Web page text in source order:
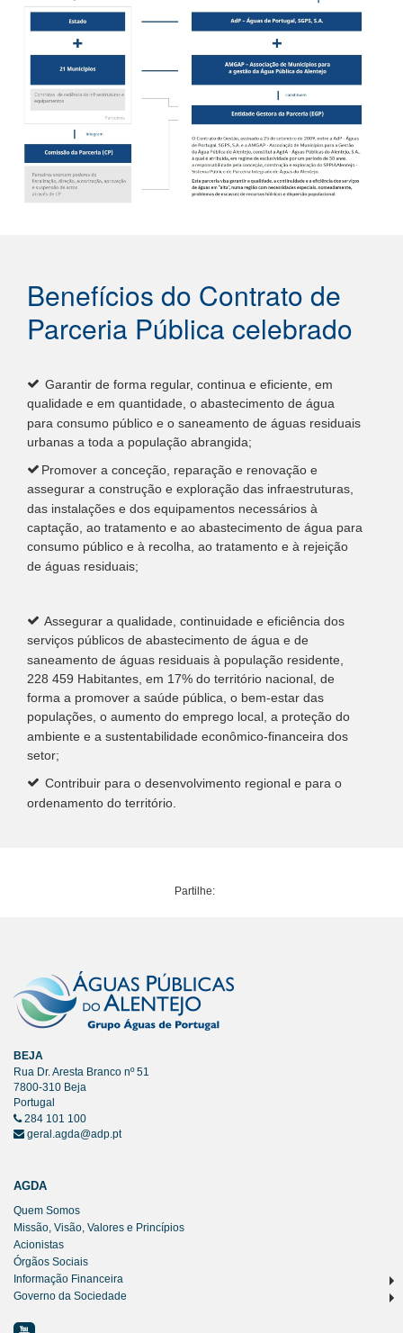
Benefícios do Contrato de
Parceria Pública celebrado
Garantir de forma regular, continua e eficiente, em
qualidade e em quantidade, o abastecimento de água
para consumo público e o saneamento de águas residuais
urbanas a toda a população abrangida;
Promover a conceção, reparação e renovação e
assegurar a construção e exploração das infraestruturas,
das instalações e dos equipamentos necessários à
captação, ao tratamento e ao abastecimento de água para
consumo público e à recolha, ao tratamento e à rejeição
de águas residuais;
Assegurar a qualidade, continuidade e eficiência dos
serviços públicos de abastecimento de água e de
saneamento de águas residuais à população residente,
228 459 Habitantes, em 17% do território nacional, de
forma a promover a saúde pública, o bem-estar das
populações, o aumento do emprego local, a proteção do
ambiente e a sustentabilidade econômico-financeira dos
setor;
Contribuir para o desenvolvimento regional e para o
ordenamento do território.
Partilhe:
BEJA
Rua Dr. Aresta Branco nº 51
7800-310 Beja
Portugal
284 101 100
geral.agda@adp.pt
AGDA
Quem Somos
Missão, Visão, Valores e Princípios
Acionistas
Órgãos Sociais
Informação Financeira
Governo da Sociedade